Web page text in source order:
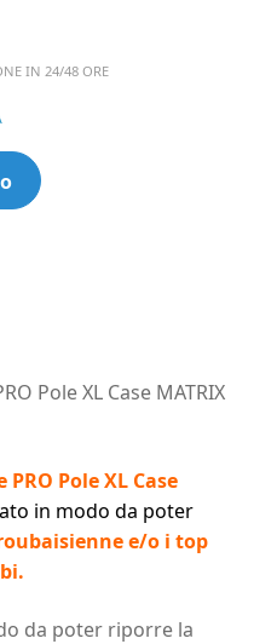
IN 24/48 ORE
Pole XL Case MATRIX
Pole XL Case
in modo da poter
e/o i top
da poter riporre la